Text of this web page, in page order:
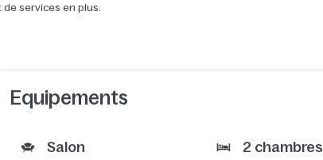
services en plus.
Equipements
Salon 2 chambres